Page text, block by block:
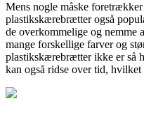
Mens nogle måske
plastikskærebrætter også
de overkommelige og nemme
mange forskellige farver og
plastikskærebrætter ikke er så
kan også ridse over tid,